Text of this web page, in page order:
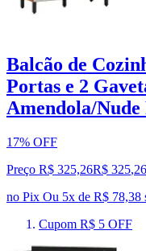
Balcão de
Portas e 2
Amendola/
17% OFF
Preço R$ 325,26R$ 325,26
no Pix Ou 5x de R$ 78,38
Cupom R$ 5 OFF